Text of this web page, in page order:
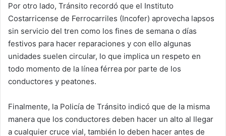
Por otro lado, Tránsito recordó que el Instituto
Costarricense de Ferrocarriles (Incofer) aprovecha lapsos
sin servicio del tren como los fines de semana o días
festivos para hacer reparaciones y con ello algunas
unidades suelen circular, lo que implica un respeto en
todo momento de la línea férrea por parte de los
conductores y peatones.
Finalmente, la Policía de Tránsito indicó que de la misma
manera que los conductores deben hacer un alto al llegar
a cualquier cruce vial, también lo deben hacer antes de